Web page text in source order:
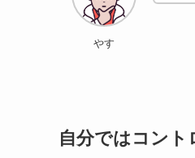
やす
自分ではコント